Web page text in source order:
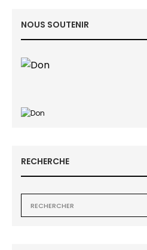
NOUS SOUTENIR
RECHERCHE